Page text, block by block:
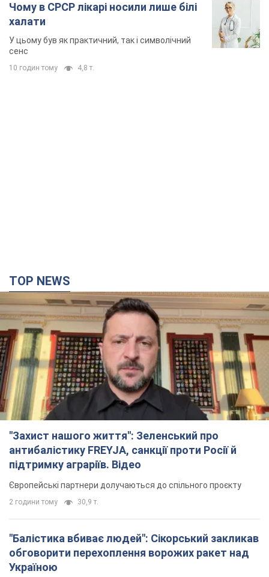
Чому в СРСР лікарі носили лише білі
халати
У цьому був як практичний, так і символічний
сенс
10 годин тому 4,8 т.
TOP NEWS
"Захист нашого життя": Зеленський про
антибалістику FREYJA, санкції проти Росії й
підтримку аграріїв. Відео
Європейські партнери долучаються до спільного проєкту
2 години тому 30,9 т.
"Балістика вбиває людей": Сікорський закликав
обговорити перехоплення ворожих ракет над
Україною